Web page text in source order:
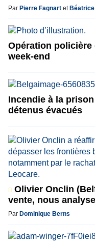
Par Pierre Fagnart et
Opération policière
week-end
Incendie à la
détenus évacués
Olivier Onclin
vente, nous
Par Dominique Berns